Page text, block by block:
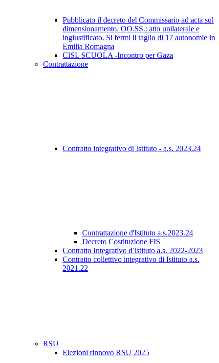
Pubblicato il decreto del Commissario ad acta sul
dimensionamento. OO.SS.: atto unilaterale e
ingiustificato. Si fermi il taglio di 17 autonomie in
Emilia Romagna
CISL SCUOLA -Incontro per Gaza
Contrattazione
Contratto integrativo di Istituto - a.s. 2023.24
Contrattazione d'Istituto a.s.2023.24
Decreto Costituzione FIS
Contratto Integrativo d'Istituto a.s. 2022-2023
Contratto collettivo integrativo di Istituto a.s.
2021.22
RSU
Elezioni rinnovo RSU 2025